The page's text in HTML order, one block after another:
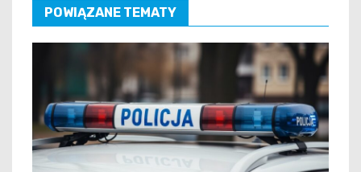
POWIĄZANE TEMATY